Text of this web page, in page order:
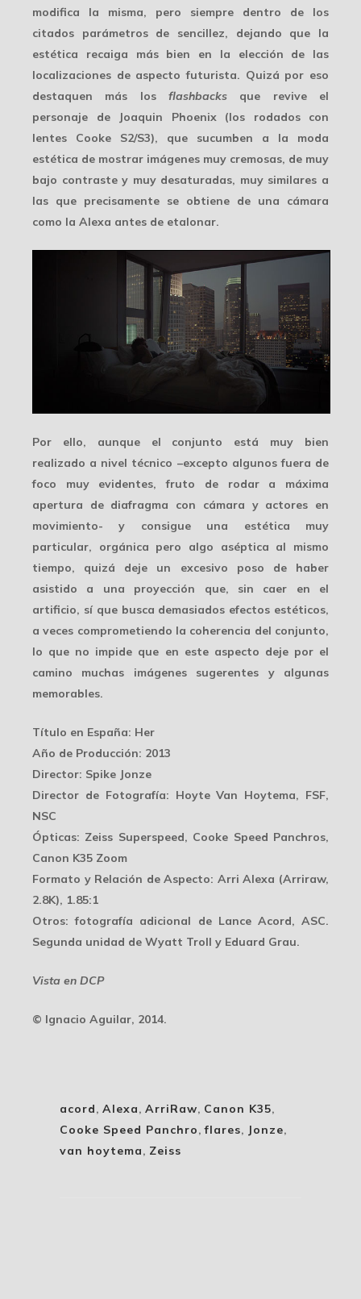
modifica la misma, pero siempre dentro de los
citados parámetros de sencillez, dejando que la
estética recaiga más bien en la elección de las
localizaciones de aspecto futurista. Quizá por eso
destaquen más los flashbacks que revive el
personaje de Joaquin Phoenix (los rodados con
lentes Cooke S2/S3), que sucumben a la moda
estética de mostrar imágenes muy cremosas, de muy
bajo contraste y muy desaturadas, muy similares a
las que precisamente se obtiene de una cámara
como la Alexa antes de etalonar.
Por ello, aunque el conjunto está muy bien
realizado a nivel técnico –excepto algunos fuera de
foco muy evidentes, fruto de rodar a máxima
apertura de diafragma con cámara y actores en
movimiento- y consigue una estética muy
particular, orgánica pero algo aséptica al mismo
tiempo, quizá deje un excesivo poso de haber
asistido a una proyección que, sin caer en el
artificio, sí que busca demasiados efectos estéticos,
a veces comprometiendo la coherencia del conjunto,
lo que no impide que en este aspecto deje por el
camino muchas imágenes sugerentes y algunas
memorables.
Título en España: Her
Año de Producción: 2013
Director: Spike Jonze
Director de Fotografía: Hoyte Van Hoytema, FSF,
NSC
Ópticas: Zeiss Superspeed, Cooke Speed Panchros,
Canon K35 Zoom
Formato y Relación de Aspecto: Arri Alexa (Arriraw,
2.8K), 1.85:1
Otros: fotografía adicional de Lance Acord, ASC.
Segunda unidad de Wyatt Troll y Eduard Grau.
Vista en DCP
© Ignacio Aguilar, 2014.
acord, Alexa, ArriRaw, Canon K35,
Cooke Speed Panchro,flares, Jonze,
van hoytema, Zeiss